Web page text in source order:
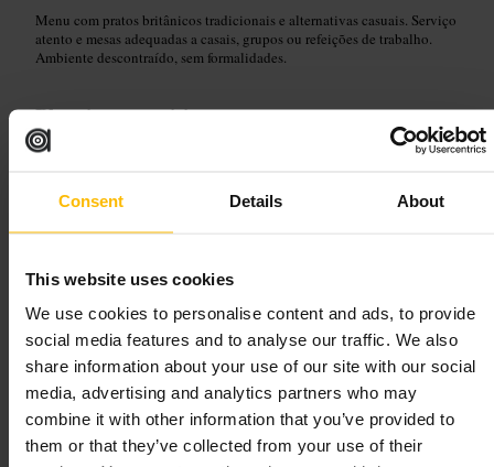
Consent Details About
This website uses cookies
We use cookies to personalise content and ads, to provide
social media features and to analyse our traffic. We also
share information about your use of our site with our social
media, advertising and analytics partners who may
combine it with other information that you’ve provided to
them or that they’ve collected from your use of their
Menu com pratos britânicos tradicionais e alternativas casuais. Serviço
atento e mesas adequadas a casais, grupos ou refeições de trabalho.
Ambiente descontraído, sem formalidades.
Planeie a sua visita
trabalho peça uma mesa mais reservada. Se vai em família, opte por
horários mais calmos ao fim da tarde.
Kendal Street Kitchen
4,8
5